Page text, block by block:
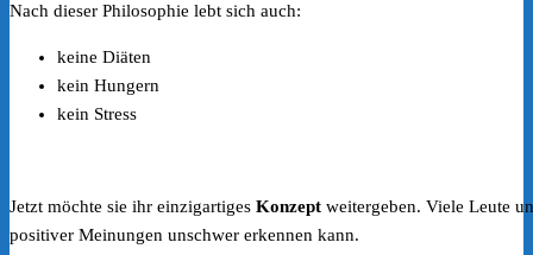
Nach dieser Philosophie lebt sich auch:
keine Diäten
kein Hungern
kein Stress
Jetzt möchte sie ihr einzigartiges Konzept weitergeben. Viele Leute
positiver Meinungen unschwer erkennen kann.